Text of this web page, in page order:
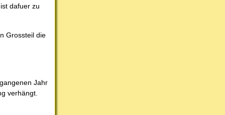
dafuer zu
Grossteil die
Jahr
verhängt.